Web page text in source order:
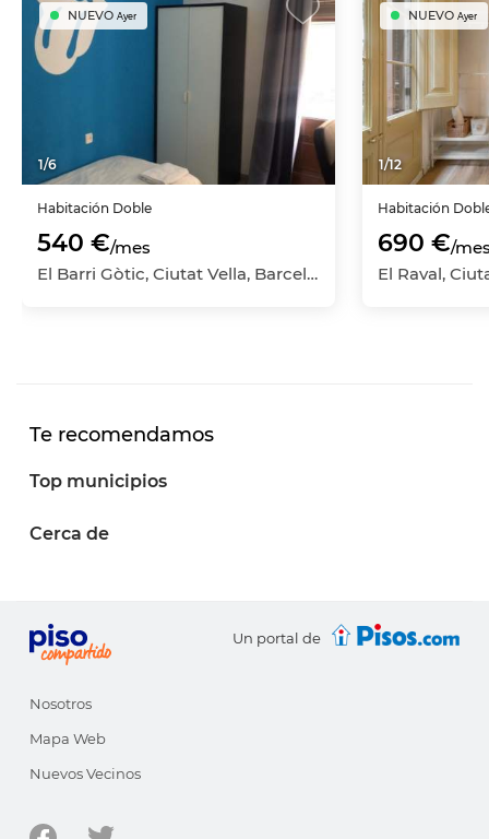
1/6
NUEVO Ayer
Habitación Doble
540 €/mes
El Barri Gòtic, Ciutat Vella, Barcelona Capital, Barcelona
1/12
NUEVO Ayer
Habitación
690 €/
Te recomendamos
Top municipios
Cerca de
Un portal de
Nosotros
Mapa Web
Nuevos Vecinos